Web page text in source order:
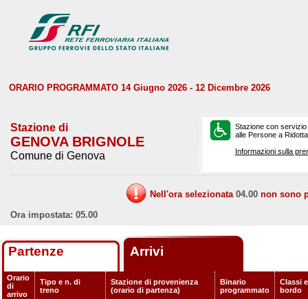
ORARIO PROGRAMMATO 14 Giugno 2026 - 12 Dicembre 2026
Stazione di
GENOVA BRIGNOLE
Comune di Genova
Stazione con
alle Persone a
Informazioni sulla
Nell'ora selezionata 04.00 non sono
Ora impostata: 05.00
Partenze Arrivi
Orario
di
arrivo
Tipo e n. di
treno
Stazione di provenienza
(orario di partenza)
Binario
programmato
Classi
bordo